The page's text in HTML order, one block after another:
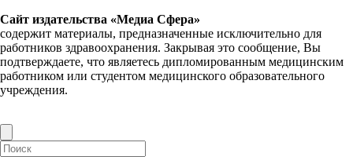
Сайт издательства «Медиа Сфера»
содержит материалы, предназначенные исключительно для
работников здравоохранения. Закрывая это сообщение, Вы
подтверждаете, что являетесь дипломированным медицинским
работником или студентом медицинского образовательного
учреждения.